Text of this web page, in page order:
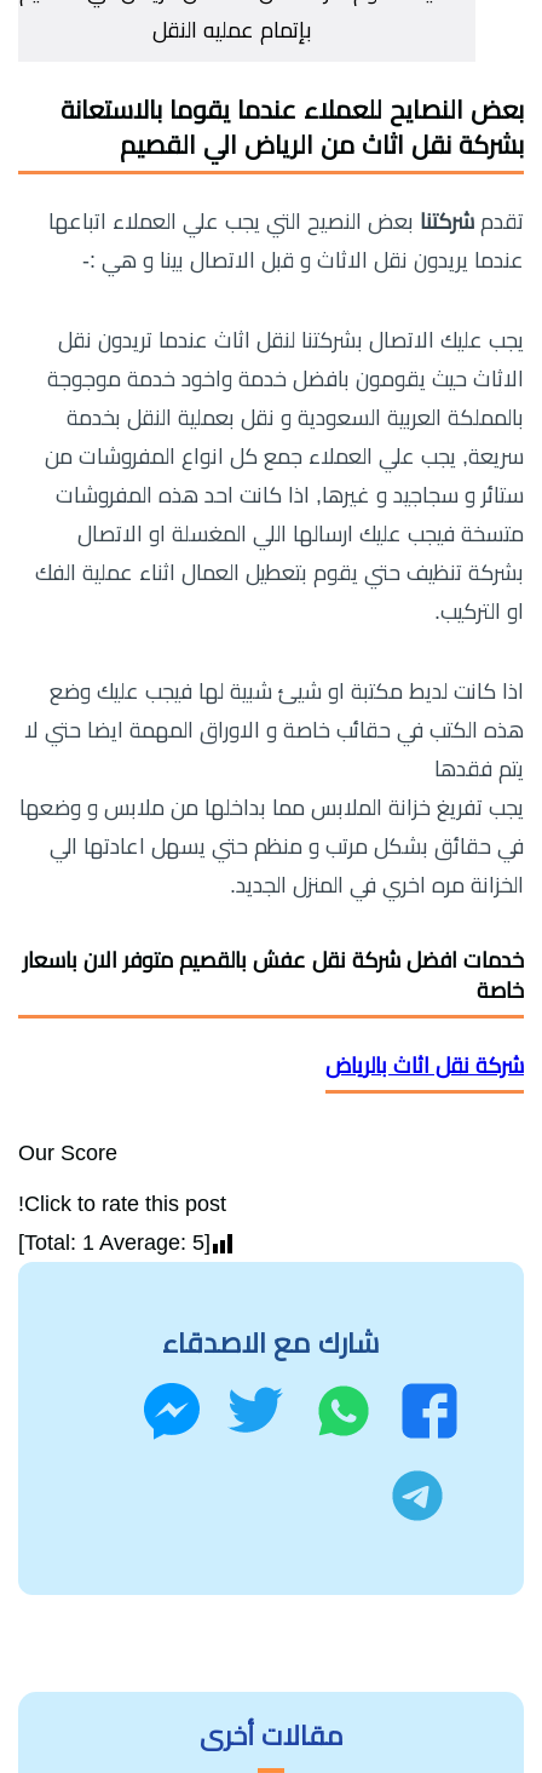
بإتمام عمليه النقل
بعض النصايح للعملاء عندما يقوما بالاستعانة
بشركة نقل اثاث من الرياض الي القصيم
تقدم شركتنا بعض النصيح التي يجب علي العملاء اتباعها
عندما يريدون نقل الاثاث و قبل الاتصال بينا و هي :-
يجب عليك الاتصال بشركتنا لنقل اثاث عندما تريدون نقل
الاثاث حيث يقومون بافضل خدمة واخود خدمة موجوجة
بالمملكة العربية السعودية و نقل بعملية النقل بخدمة
سريعة, يجب علي العملاء جمع كل انواع المفروشات من
ستائر و سجاجيد و غيرها, اذا كانت احد هذه المفروشات
متسخة فيجب عليك ارسالها اللي المغسلة او الاتصال
بشركة تنظيف حتي يقوم بتعطيل العمال اثناء عملية الفك
او التركيب.
اذا كانت لديط مكتبة او شيئ شبية لها فيجب عليك وضع
هذه الكتب في حقائب خاصة و الاوراق المهمة ايضا حتي لا
يتم فقدها
يجب تفريغ خزانة الملابس مما بداخلها من ملابس و وضعها
في حقائق بشكل مرتب و منظم حتي يسهل اعادتها الي
الخزانة مره اخري في المنزل الجديد.
خدمات افضل شركة نقل عفش بالقصيم متوفر الان باسعار
خاصة
شركة نقل اثاث بالرياض
Our Score
Click to rate this post!
[Total:
1 Average: 5
]
شارك مع الاصدقاء
فيسبوك
واتساب تويتر
مقالات أخرى